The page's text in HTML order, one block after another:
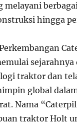
melayani
hingga
sejarahnya
traktor dan
global
Nama
traktor Holt